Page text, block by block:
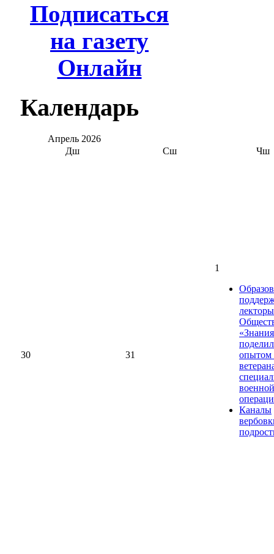
Подписаться
на газету
Онлайн
Календарь
Апрель 2026
Дш
Сш Чш
30 31
1
лекторы
опытом
военной
Каналы